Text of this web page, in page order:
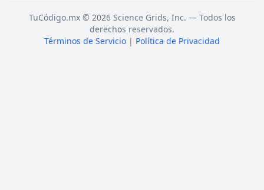
TuCódigo.mx © 2026 Science Grids, Inc. — Todos los
derechos reservados.
Términos de Servicio | Política de Privacidad